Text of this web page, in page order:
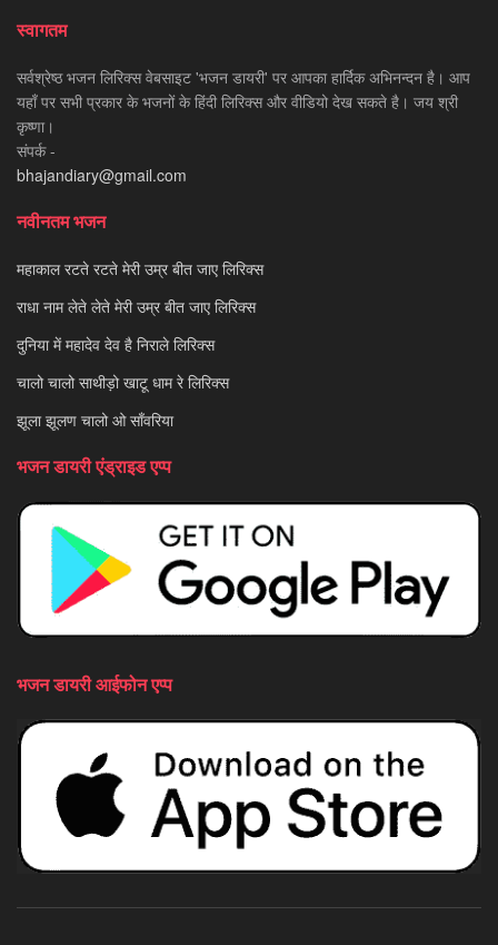
स्वागतम
सर्वश्रेष्ठ भजन लिरिक्स वेबसाइट 'भजन डायरी' पर आपका हार्दिक अभिनन्दन है। आप
यहाँ पर सभी प्रकार के भजनों के हिंदी लिरिक्स और वीडियो देख सकते है। जय श्री
कृष्णा।
संपर्क -
bhajandiary@gmail.com
नवीनतम भजन
महाकाल रटते रटते मेरी उम्र बीत जाए लिरिक्स
राधा नाम लेते लेते मेरी उम्र बीत जाए लिरिक्स
दुनिया में महादेव देव है निराले लिरिक्स
चालो चालो साथीड़ो खाटू धाम रे लिरिक्स
झूला झूलण चालो ओ साँवरिया
भजन डायरी एंड्राइड एप्प
भजन डायरी आईफोन एप्प